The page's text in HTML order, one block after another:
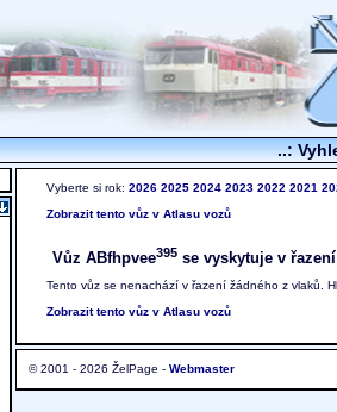
..:
Vyberte si rok: 2026 2025 2024 2023 2022 2021
Zobrazit tento vůz v Atlasu vozů
Vůz ABfhpvee395 se vyskytuje v
Tento vůz se nenachází v řazení žádného z vlaků.
Zobrazit tento vůz v Atlasu vozů
© 2001 - 2026 ŽelPage - Webmaster